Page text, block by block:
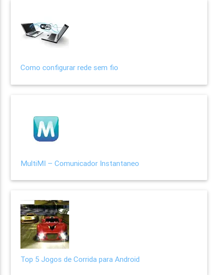
Como configurar rede sem fio
MultiMI – Comunicador Instantaneo
Top 5 Jogos de Corrida para Android